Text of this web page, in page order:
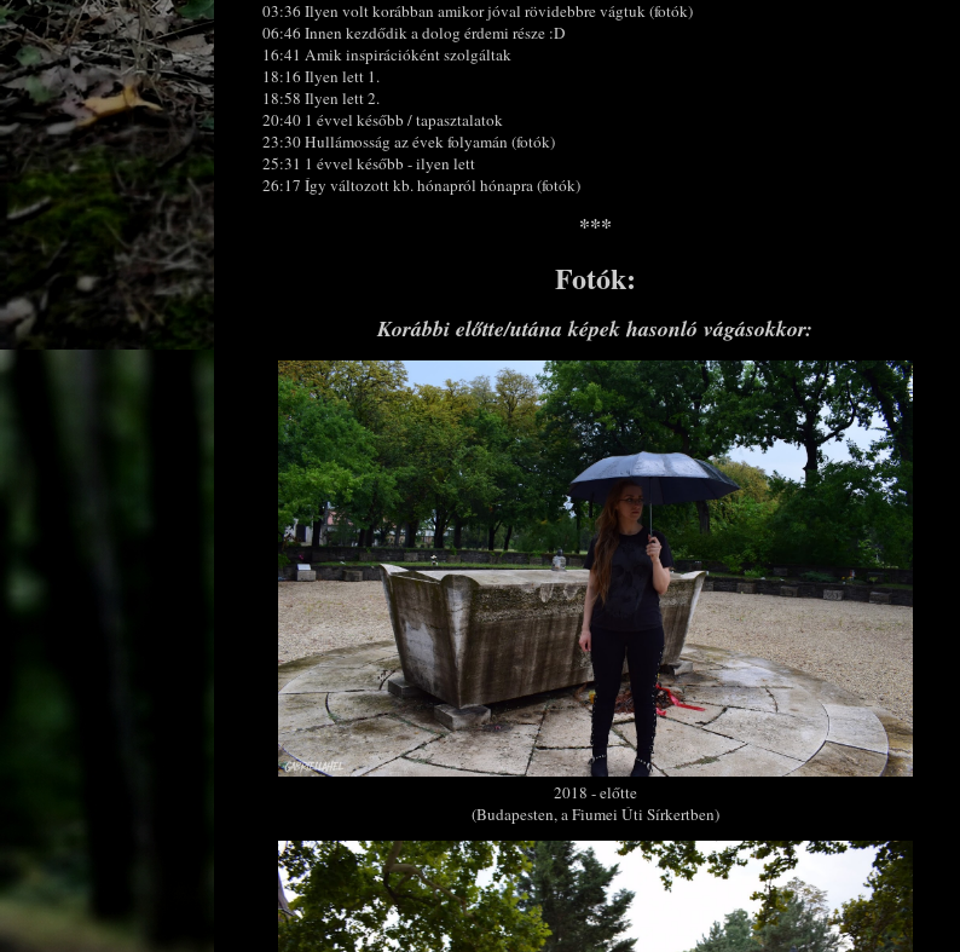
03:36 Ilyen volt korábban amikor jóval rövidebbre vágtuk (fotók)
06:46 Innen kezdődik a dolog érdemi része :D
16:41 Amik inspirációként szolgáltak
18:16 Ilyen lett 1.
18:58 Ilyen lett 2.
20:40 1 évvel később / tapasztalatok
23:30 Hullámosság az évek folyamán (fotók)
25:31 1 évvel később - ilyen lett
26:17 Így változott kb. hónapról hónapra (fotók)
***
Fotók:
Korábbi előtte/utána képek hasonló vágásokkor:
2018 - előtte
(Budapesten, a Fiumei Úti Sírkertben)